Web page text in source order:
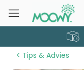
Tips & Advies